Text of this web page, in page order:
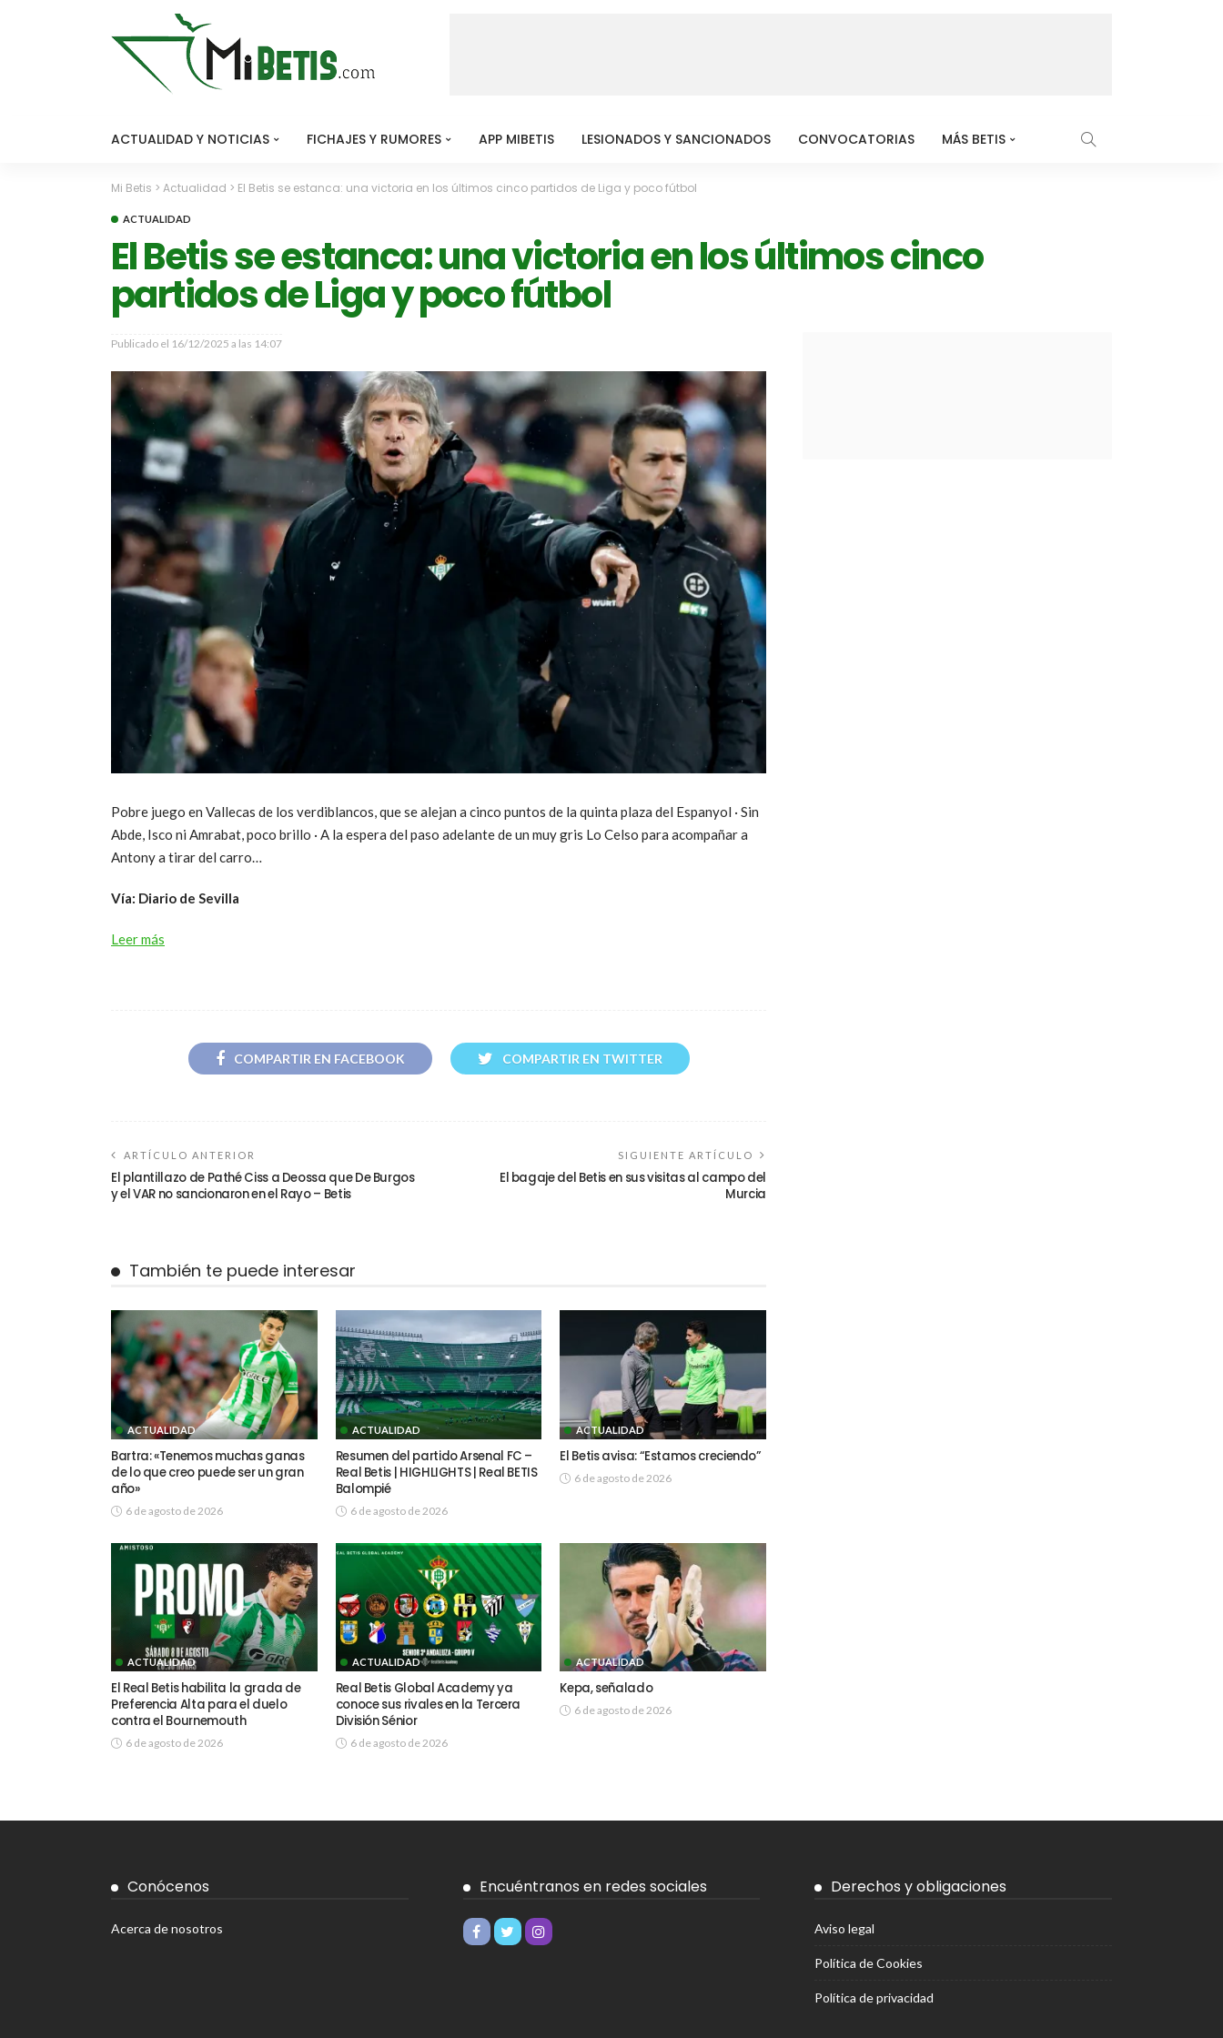
ACTUALIDAD Y NOTICIAS FICHAJES Y RUMORES APP MIBETIS LESIONADOS Y SANCIONADOS CONVOCATORIAS MÁS BETIS
Mi Betis > Actualidad > El Betis se estanca: una victoria en los últimos cinco partidos de Liga y poco fútbol
ACTUALIDAD
El Betis se estanca: una victoria en los últimos cinco
partidos de Liga y poco fútbol
Publicado el 16/12/2025 a las 14:07
Pobre juego en Vallecas de los verdiblancos, que se alejan a cinco puntos de la quinta plaza del Espanyol · Sin
Abde, Isco ni Amrabat, poco brillo · A la espera del paso adelante de un muy gris Lo Celso para acompañar a
Antony a tirar del carro…
Vía: Diario de Sevilla
Leer más
COMPARTIR EN FACEBOOK COMPARTIR EN TWITTER
ARTÍCULO ANTERIOR
El plantillazo de Pathé Ciss a Deossa que De Burgos
y el VAR no sancionaron en el Rayo – Betis
SIGUIENTE ARTÍCULO
El bagaje del Betis en sus visitas al campo del
Murcia
También te puede interesar
ACTUALIDAD
Bartra: «Tenemos muchas ganas
de lo que creo puede ser un gran
año»
6 de agosto de 2026
ACTUALIDAD
Resumen del partido Arsenal FC –
Real Betis | HIGHLIGHTS | Real BETIS
Balompié
6 de agosto de 2026
ACTUALIDAD
El Betis avisa: “Estamos creciendo”
6 de agosto de 2026
ACTUALIDAD
El Real Betis habilita la grada de
Preferencia Alta para el duelo
contra el Bournemouth
6 de agosto de 2026
ACTUALIDAD
Real Betis Global Academy ya
conoce sus rivales en la Tercera
División Sénior
6 de agosto de 2026
ACTUALIDAD
Kepa, señalado
6 de agosto de 2026
Conócenos
Acerca de nosotros
Encuéntranos en redes sociales Derechos y obligaciones
Aviso legal
Política de Cookies
Política de privacidad